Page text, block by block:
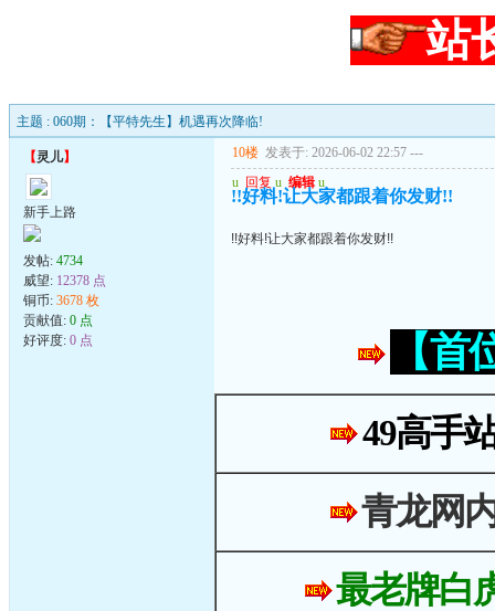
站
主题 : 060期：【平特先生】机遇再次降临!
【灵儿】
新手上路
发帖: 4734
威望: 12378 点
铜币: 3678 枚
贡献值: 0 点
好评度: 0 点
10楼 发表于: 2026-06-02 22:57 ---
u 回复 u 编辑 u
!!好料!让大家都跟着你发财!!
!!好料!让大家都跟着你发财!!
【
49高手
青龙网
最老牌白